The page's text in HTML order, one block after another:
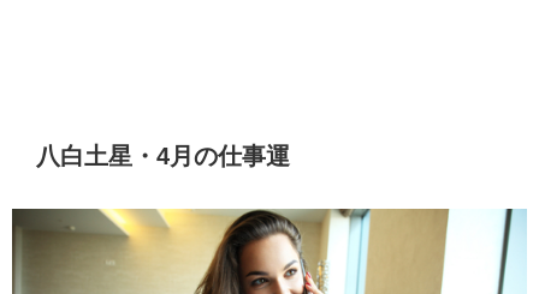
八白土星・4月の仕事運